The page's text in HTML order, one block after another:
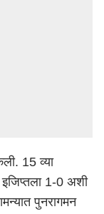
15 व्या
इजिप्तला 1-0 अशी
पुनरागमन